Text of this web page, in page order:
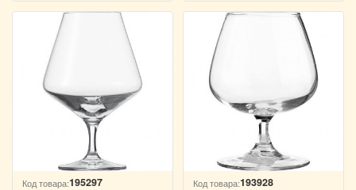
Код товара:195297 Код товара:193928